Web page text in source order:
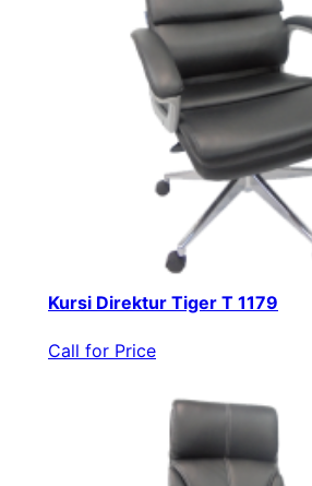
Kursi Direktur Tiger T 1179
Call for Price